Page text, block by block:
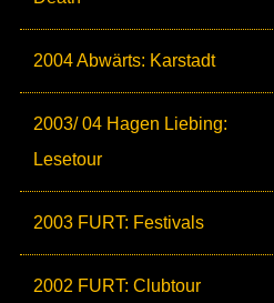
2004 Abwärts: Karstadt
2003/ 04 Hagen Liebing:
Lesetour
2003 FURT: Festivals
2002 FURT: Clubtour